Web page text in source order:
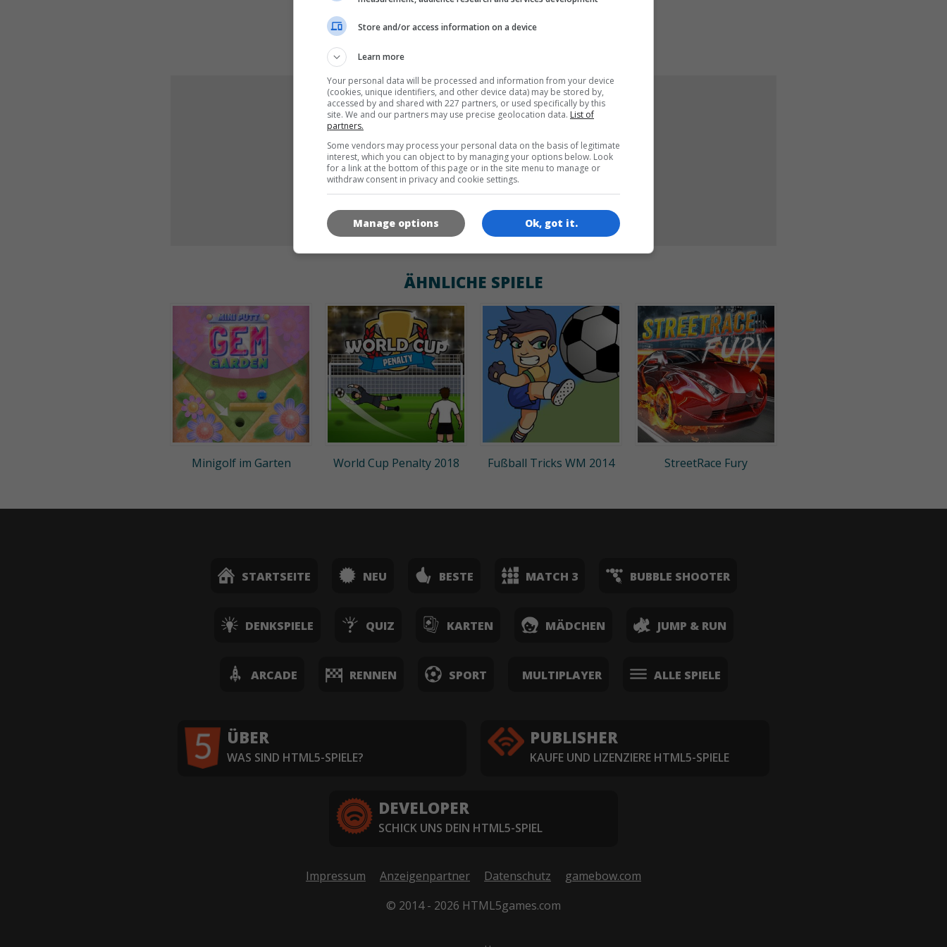
SPIEL-ICONS
180x180 120x120 60x60
ÄHNLICHE SPIELE
Minigolf im Garten World Cup Penalty 2018 Fußball Tricks WM 2014 StreetRace Fury
STARTSEITE NEU BESTE MATCH 3 BUBBLE SHOOTER
DENKSPIELE QUIZ KARTEN MÄDCHEN JUMP & RUN
ARCADE RENNEN SPORT MULTIPLAYER ALLE SPIELE
ÜBER
WAS SIND HTML5-SPIELE?
PUBLISHER
KAUFE UND LIZENZIERE HTML5-SPIELE
DEVELOPER
SCHICK UNS DEIN HTML5-SPIEL
Impressum Anzeigenpartner Datenschutz
gamebow.com
© 2014 - 2026 HTML5games.com
Store and/or access information on a device
Learn more
Your personal data will be processed and information from your device
(cookies, unique identifiers, and other device data) may be stored by,
accessed by and shared with 227 partners, or used specifically by this
site. We and our partners may use precise geolocation data. List of
partners.
Some vendors may process your personal data on the basis of legitimate
interest, which you can object to by managing your options below. Look
for a link at the bottom of this page or in the site menu to manage or
withdraw consent in privacy and cookie settings.
Ok, got it.
Manage options